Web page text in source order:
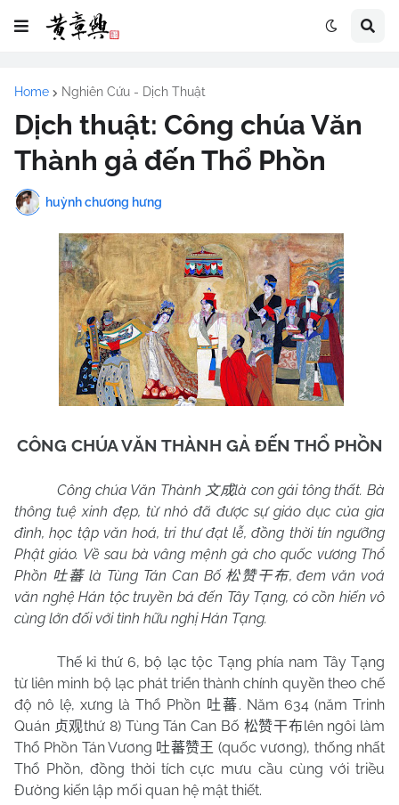
Home Nghiên Cứu - Dịch Thuật
Dịch thuật: Công chúa Văn
Thành gả đến Thổ Phồn
huỳnh chương hưng
CÔNG CHÚA VĂN THÀNH GẢ ĐẾN THỔ PHỒN
Công chúa Văn Thành 文成là con gái tông thất. Bà
thông tuệ xinh đẹp, từ nhỏ đã được sự giáo dục của gia
đình, học tập văn hoá, tri thư đạt lễ, đồng thời tín ngưỡng
Phật giáo. Về sau bà vâng mệnh gả cho quốc vương Thổ
Phồn 吐蕃là Tùng Tán Can Bố 松赞干布, đem văn voá
văn nghệ Hán tộc truyền bá đến Tây Tạng, có cồn hiến vô
cùng lớn đối với tình hữu nghị Hán Tạng.
Thế kỉ thứ 6, bộ lạc tộc Tạng phía nam Tây Tạng
từ liên minh bộ lạc phát triển thành chính quyền theo chế
độ nô lệ, xưng là Thổ Phồn 吐蕃. Năm 634 (năm Trinh
Quán 贞观thứ 8) Tùng Tán Can Bố 松赞干布lên ngôi làm
Thổ Phồn Tán Vương 吐蕃赞王 (quốc vương), thống nhất
Thổ Phồn, đồng thời tích cực mưu cầu cùng với triều
Đường kiến lập mối quan hệ mật thiết.